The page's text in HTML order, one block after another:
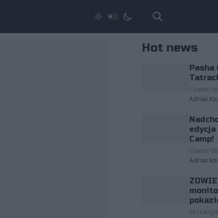
Hot news
Pasha
Counter-
Adrian
edycja
Camp!
Counter-
Adrian
Bez